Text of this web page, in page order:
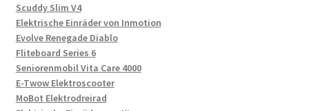
Scuddy Slim V4
Elektrische Einräder von Inmotion
Evolve Renegade Diablo
Fliteboard Series 6
Seniorenmobil Vita Care 4000
E-Twow Elektroscooter
MoBot Elektrodreirad